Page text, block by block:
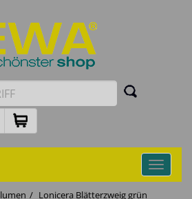
Toggle
Lonicera Blätterzweig grün